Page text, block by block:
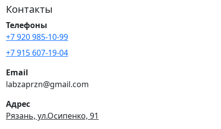
Контакты
Телефоны
+7 920 985-10-99
+7 915 607-19-04
Email
labzaprzn@gmail.com
Адрес
Рязань, ул.Осипенко, 91